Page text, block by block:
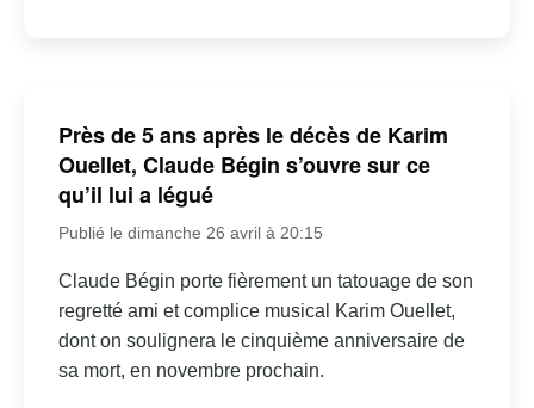
Près de 5 ans après le décès de Karim
Ouellet, Claude Bégin s’ouvre sur ce
qu’il lui a légué
Publié le dimanche 26 avril à 20:15
Claude Bégin porte fièrement un tatouage de son
regretté ami et complice musical Karim Ouellet,
dont on soulignera le cinquième anniversaire de
sa mort, en novembre prochain.